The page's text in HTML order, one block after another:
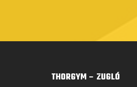
THORGYM – ZUGLÓ